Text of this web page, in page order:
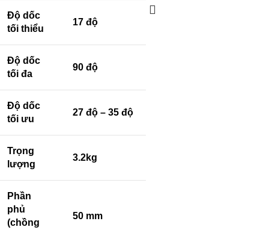
Độ dốc
tối thiểu
17 độ
Độ dốc
tối đa
90 độ
Độ dốc
tối ưu
27 độ – 35 độ
Trọng
lượng
3.2kg
Phần
phủ
(chồng
50 mm